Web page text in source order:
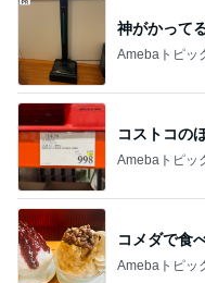
神がかって
Amebaトピッ
コストコの
Amebaトピッ
コメダで食
Amebaトピッ